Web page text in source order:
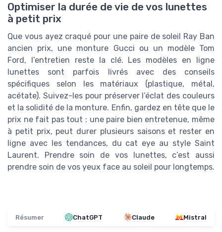
Optimiser la durée de vie de vos lunettes
à petit prix
Que vous ayez craqué pour une paire de soleil Ray Ban
ancien prix, une monture Gucci ou un modèle Tom
Ford, l’entretien reste la clé. Les modèles en ligne
lunettes sont parfois livrés avec des conseils
spécifiques selon les matériaux (plastique, métal,
acétate). Suivez-les pour préserver l’éclat des couleurs
et la solidité de la monture. Enfin, gardez en tête que le
prix ne fait pas tout : une paire bien entretenue, même
à petit prix, peut durer plusieurs saisons et rester en
ligne avec les tendances, du cat eye au style Saint
Laurent. Prendre soin de vos lunettes, c’est aussi
prendre soin de vos yeux face au soleil pour longtemps.
Résumer ChatGPT Claude Mistral